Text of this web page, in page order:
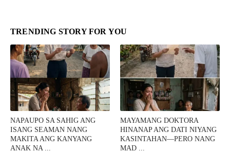
TRENDING STORY FOR YOU
NAPAUPO SA SAHIG ANG
ISANG SEAMAN NANG
MAKITA ANG KANYANG
ANAK NA ...
MAYAMANG DOKTORA
HINANAP ANG DATI NIYANG
KASINTAHAN—PERO NANG
MAD ...